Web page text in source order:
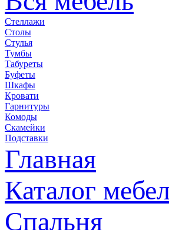
Стеллажи
Столы
Стулья
Тумбы
Табуреты
Буфеты
Шкафы
Кровати
Гарнитуры
Комоды
Скамейки
Подставки
Главная
Каталог
Спальня